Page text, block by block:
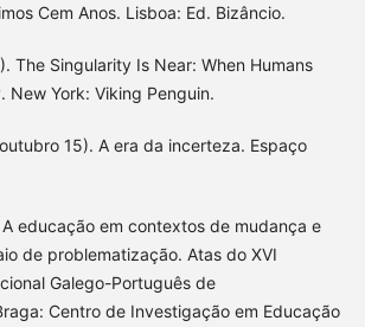
Cem Anos. Lisboa: Ed. Bizâncio.
The Singularity Is Near: When Humans
New York: Viking Penguin.
15). A era da incerteza. Espaço
educação em contextos de mudança e
de problematização. Atas do XVI
Galego-Português de
Centro de Investigação em Educação